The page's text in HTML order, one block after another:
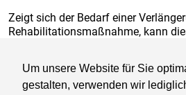
Um unsere Website für Sie
gestalten, verwenden wir
Zeigt sich der Bedarf einer
Rehabilitationsmaßnahme, kann